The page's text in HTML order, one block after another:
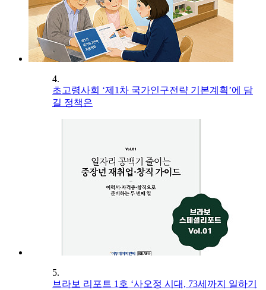
4.
초고령사회 ‘제1차 국가인구전략 기본계획’에 담
길 정책은
5.
브라보 리포트 1호 ‘사오정 시대, 73세까지 일하기